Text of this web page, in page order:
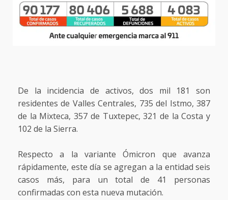
De la incidencia de activos, dos mil 181 son
residentes de Valles Centrales, 735 del Istmo, 387
de la Mixteca, 357 de Tuxtepec, 321 de la Costa y
102 de la Sierra.
Respecto a la variante Ómicron que avanza
rápidamente, este día se agregan a la entidad seis
casos más, para un total de 41 personas
confirmadas con esta nueva mutación.